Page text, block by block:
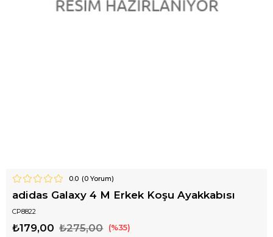
0.0 (0Yorum)
adidas Galaxy 4 M Erkek Koşu Ayakkabısı
CP8822
₺275,00
₺179,00 35